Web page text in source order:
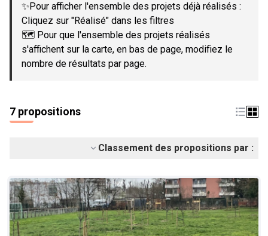
✨Pour afficher l'ensemble des projets déjà réalisés :
Cliquez sur "Réalisé" dans les filtres
🗺️ Pour que l'ensemble des projets réalisés
s'affichent sur la carte, en bas de page, modifiez le
nombre de résultats par page.
7 propositions
Classement des propositions par :